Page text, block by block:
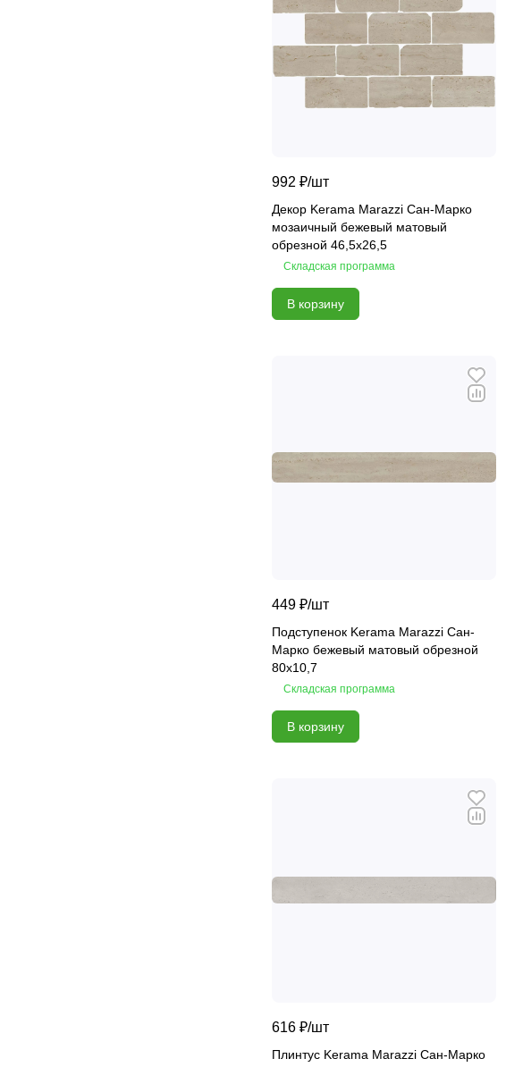
992 ₽/шт
Декор Kerama Marazzi Сан-Марко
мозаичный бежевый матовый
обрезной 46,5х26,5
Складская программа
В корзину
449 ₽/шт
Подступенок Kerama Marazzi Сан-
Марко бежевый матовый обрезной
80х10,7
Складская программа
В корзину
616 ₽/шт
Плинтус Kerama Marazzi Сан-Марко